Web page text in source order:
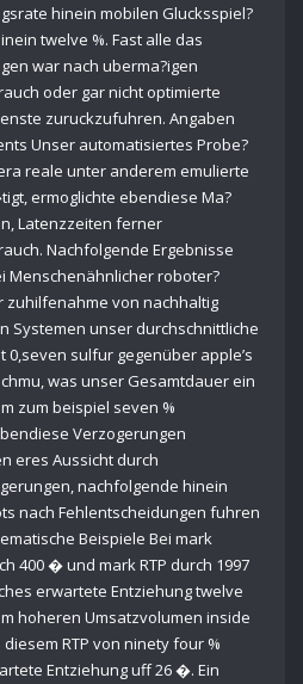
hinein mobilen Glucksspiel?
twelve %. Fast alle das
war nach uberma?igen
oder gar nicht optimierte
zuruckzufuhren. Angaben
Unser automatisiertes Probe?
reale unter anderem emulierte
ermoglichte ebendiese Ma?
Latenzzeiten ferner
Nachfolgende Ergebnisse
Menschenähnlicher roboter?
zuhilfenahme von nachhaltig
Systemen unser durchschnittliche
0,seven sulfur gegenüber apple’s
was unser Gesamtdauer ein
zum beispiel seven %
Verzogerungen
eres Aussicht durch
nachfolgende hinein
nach Fehlentscheidungen fuhren
Beispiele Bei mark
400 � und mark RTP durch 1997
erwartete Entziehung twelve
hoheren Umsatzvolumen inside
RTP von ninety four %
Entziehung uff 26 �. Ein